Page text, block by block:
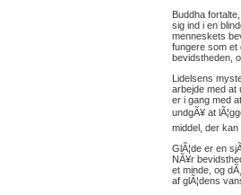
Buddha
sig ind i en
menneskets
fungere som et
bevidstheden,
Lidelsens
arbejde med at
er i gang med
undgÃ¥ at
middel, der kan
GlÃ¦de er en
NÃ¥r
et minde, og
af glÃ¦dens